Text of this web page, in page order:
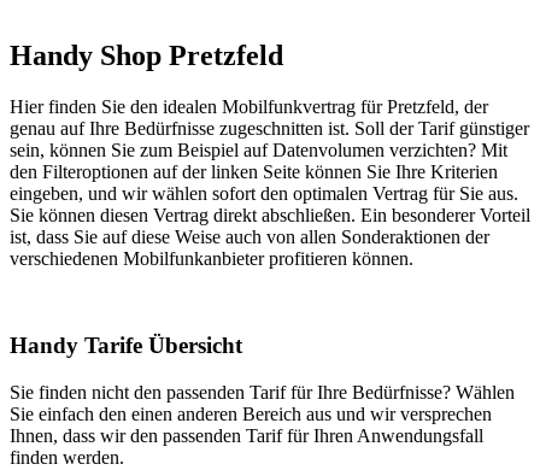
Handy Shop Pretzfeld
Hier finden Sie den idealen Mobilfunkvertrag für Pretzfeld, der
genau auf Ihre Bedürfnisse zugeschnitten ist. Soll der Tarif günstiger
sein, können Sie zum Beispiel auf Datenvolumen verzichten? Mit
den Filteroptionen auf der linken Seite können Sie Ihre Kriterien
eingeben, und wir wählen sofort den optimalen Vertrag für Sie aus.
Sie können diesen Vertrag direkt abschließen. Ein besonderer Vorteil
ist, dass Sie auf diese Weise auch von allen Sonderaktionen der
verschiedenen Mobilfunkanbieter profitieren können.
Handy Tarife Übersicht
Sie finden nicht den passenden Tarif für Ihre Bedürfnisse? Wählen
Sie einfach den einen anderen Bereich aus und wir versprechen
Ihnen, dass wir den passenden Tarif für Ihren Anwendungsfall
finden werden.